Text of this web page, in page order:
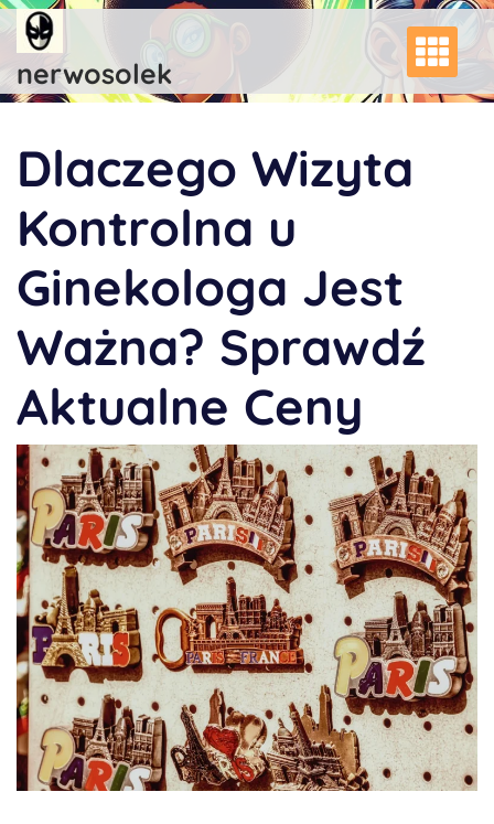
Skip
content
nerwosolek
Dlaczego Wizyta
Kontrolna u
Ginekologa Jest
Ważna? Sprawdź
Aktualne Ceny